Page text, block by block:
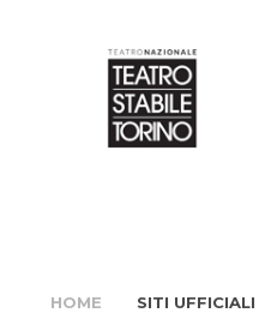
HOME SITI UFFICIALI